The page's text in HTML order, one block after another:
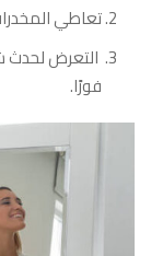
تعاطي
التعرض لحدث
فورًا.